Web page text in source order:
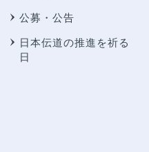
公募・公告
日本伝道の推進を祈る
日